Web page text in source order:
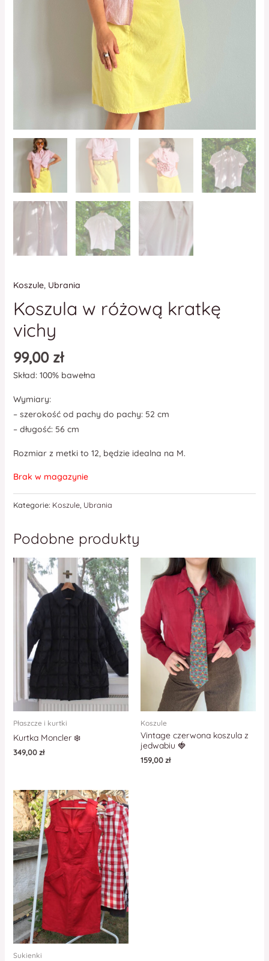
Koszule, Ubrania
Koszula w różową kratkę
vichy
99,00 zł
Skład: 100% bawełna
Wymiary:
– szerokość od pachy do pachy: 52 cm
– długość: 56 cm
Rozmiar z metki to 12, będzie idealna na M.
Brak w magazynie
Kategorie: Koszule, Ubrania
Podobne produkty
Płaszcze i kurtki
Kurtka Moncler ❄️
349,00zł
Koszule
Vintage czerwona koszula z
jedwabiu 🍓
159,00zł
Sukienki